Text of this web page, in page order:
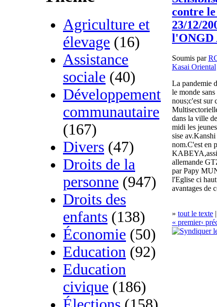
Agriculture et
élevage (16)
Assistance
sociale (40)
Développement
communautaire
(167)
Divers (47)
Droits de la
personne (947)
Droits des
enfants (138)
Économie (50)
Education (92)
Education
civique (186)
contre
23/12/
l'ONGD
Soumis par
Kasai Oriental
La pandemie
le monde
nous;c'est
dans la ville
midi les
sise
nom.C'est en
allemande
par Papy
l'Eglise ci
avantages de
» tout le texte
« premier‹